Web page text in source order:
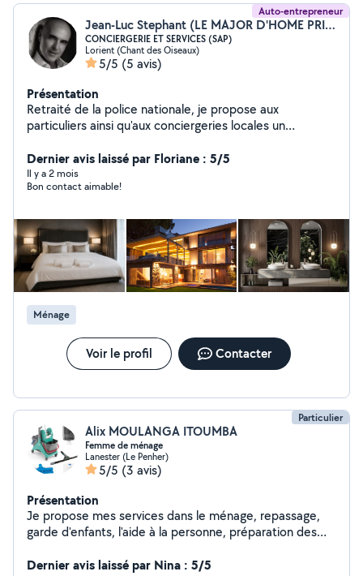
Auto-entrepreneur
Jean-Luc Stephant (LE MAJOR D'HOME PRIVE)
CONCIERGERIE ET SERVICES (SAP)
Lorient (Chant des Oiseaux)
5/5 (5 avis)
Présentation
Retraité de la police nationale, je propose aux
particuliers ainsi qu'aux conciergeries locales un
environs pouvant inclure l'accueil des voyageurs, le
ménage professionnel, l'assistance des locataires, la
gestion des petits travaux comprenant la décoration
gestion de la blanchisserie du linge de maison, la gestion
des prestataires de la maintenance, l'intendance ainsi
que la surveillance de résidences secondaires.
Dernier avis laissé par Floriane : 5/5
Il y a 2 mois
Bon contact aimable!
Ménage
Voir le profil Contacter
Particulier
Alix MOULANGA ITOUMBA
Femme de ménage
Lanester (Le Penher)
5/5 (3 avis)
Présentation
Je propose mes services dans le ménage, repassage,
garde d'enfants, l'aide à la personne, préparation des
rigueur, l'organisation et la qualité du travail bien fait,
Dernier avis laissé par Nina : 5/5